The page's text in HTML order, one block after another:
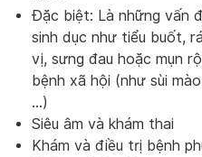
Đặc biệt: Là những vấn
sinh dục như tiểu buốt,
vị, sưng đau hoặc mụn
bệnh xã hội (như sùi
…)
Siêu âm và khám thai
Khám và điều trị bệnh